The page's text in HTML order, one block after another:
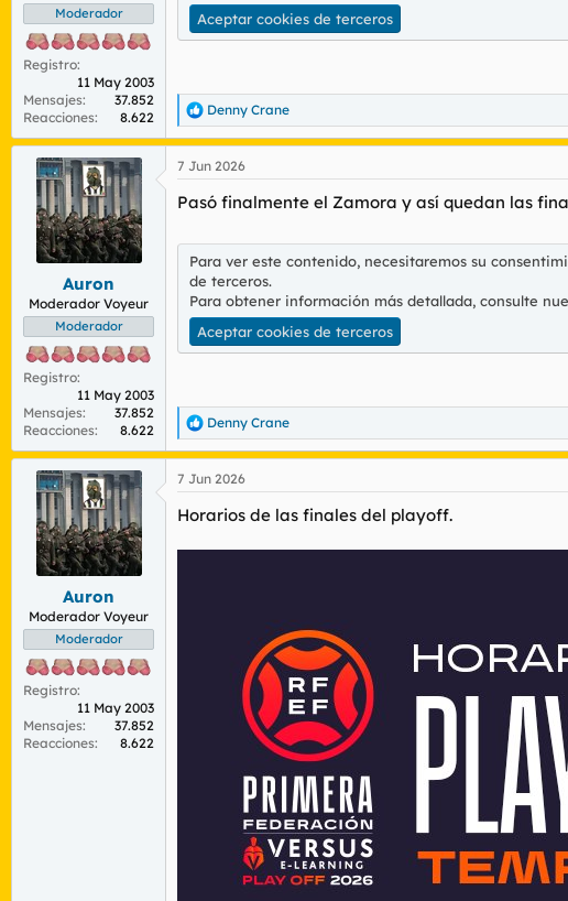
Moderador
Registro
11 May 2003
Mensajes
37.852
Reacciones
8.622
Aceptar cookies de terceros
R
e
a
c
i
n
e
Denny Crane
Auron
Moderador Voyeur
Moderador
Registro
11 May 2003
Mensajes
37.852
Reacciones
8.622
7 Jun 2026
Pasó finalmente el Zamora y así quedan las
Para ver este contenido, necesitaremos su
de terceros.
Para obtener información más detallada, consulte
Aceptar cookies de terceros
R
e
a
c
i
n
Denny Crane
Auron
Moderador Voyeur
Moderador
Registro
11 May 2003
Mensajes
37.852
Reacciones
8.622
7 Jun 2026
Horarios de las finales del playoff.